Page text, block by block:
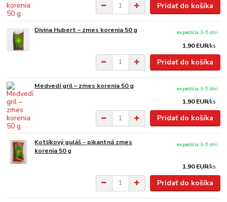
Pridať do košíka
Divina Hubert – zmes korenia 50 g
1,90 EUR/ks
expedícia 3-5 dní
Pridať do košíka
Medvedí gril – zmes korenia 50 g
1,90 EUR/ks
expedícia 3-5 dní
Pridať do košíka
Kotlíkový guláš - pikantná zmes
korenia 50 g
1,90 EUR/ks
expedícia 3-5 dní
Pridať do košíka